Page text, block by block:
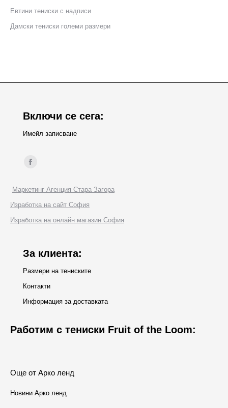
Eвтини тениски с надписи
Дамски тениски големи размери
Включи се сега:
Имейл записване
Find us on:
Facebook
opens
in
new
Маркетинг Агенция Стара Загора
Изработка на сайт София
Изработка на онлайн магазин София
За клиента:
Размери на тениските
Контакти
Информация за доставката
Работим с тениски Fruit of the Loom:
Още от Арко ленд
Новини Арко ленд